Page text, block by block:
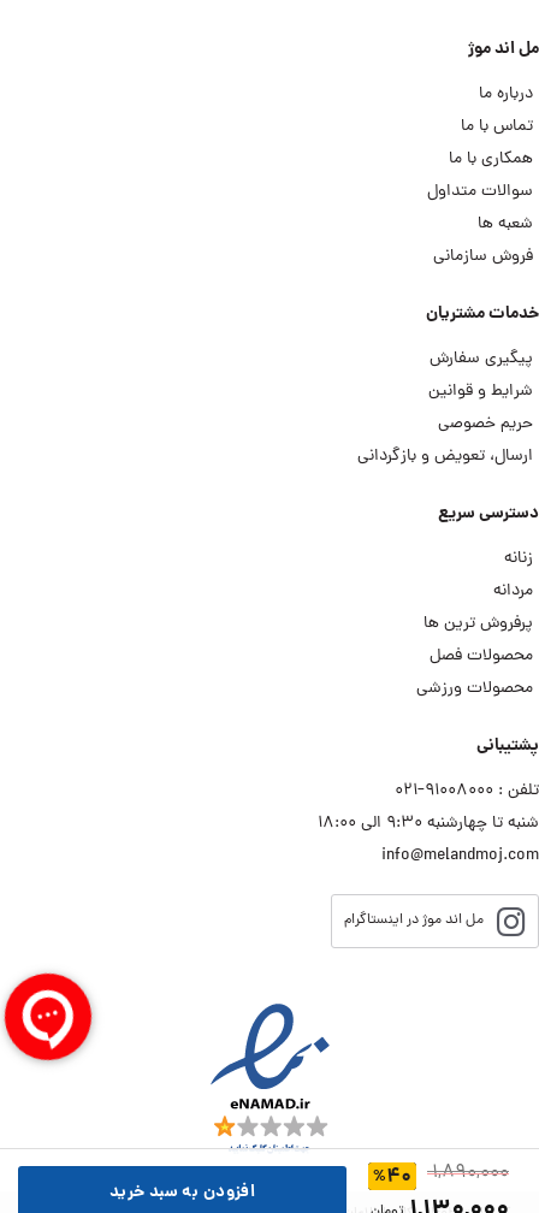
۱,۸۹۰,۰۰۰ %۴۰
افزودن به سبد خرید
مل اند موژ
درباره ما
تماس با ما
همکاری با ما
سوالات متداول
شعبه ها
فروش سازمانی
خدمات مشتریان
پیگیری سفارش
شرایط و قوانین
حریم خصوصی
ارسال، تعویض و بازگردانی
دسترسی سریع
زنانه
مردانه
پرفروش ترین ها
محصولات فصل
محصولات ورزشی
پشتیبانی
تلفن : ۹۱۰۰۸۰۰۰−۰۲۱
شنبه تا چهارشنبه ۹:۳۰ الی ۱۸:۰۰
info@melandmoj.com
مل اند موژ در اینستاگرام